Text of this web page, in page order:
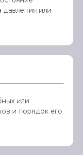
давления или
или
и порядок его